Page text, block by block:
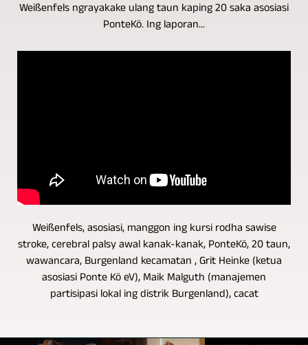
Weißenfels ngrayakake ulang taun kaping 20 saka asosiasi
PonteKö. Ing laporan...
Weißenfels, asosiasi, manggon ing kursi rodha sawise
stroke, cerebral palsy awal kanak-kanak, PonteKö, 20 taun,
wawancara, Burgenland kecamatan , Grit Heinke (ketua
asosiasi Ponte Kö eV), Maik Malguth (manajemen
partisipasi lokal ing distrik Burgenland), cacat